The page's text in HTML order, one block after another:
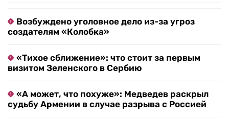
Возбуждено уголовное дело из-за угроз
создателям «Колобка»
«Тихое сближение»: что стоит за первым
визитом Зеленского в Сербию
«А может, что похуже»: Медведев раскрыл
судьбу Армении в случае разрыва с Россией